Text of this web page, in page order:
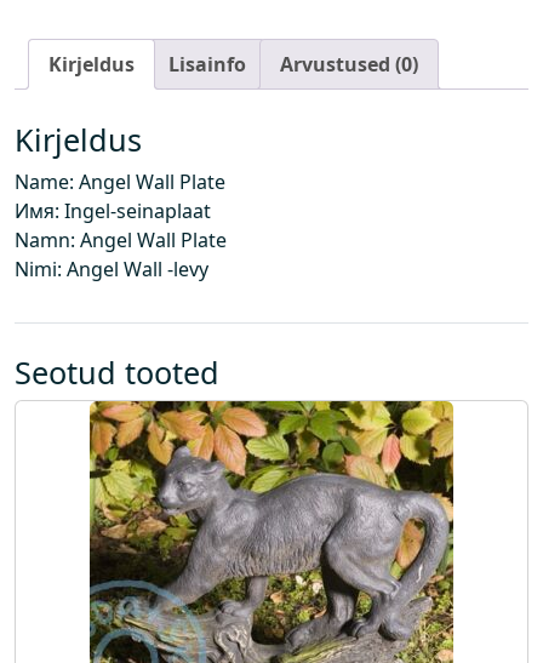
p
l
a
a
t
k
o
u
s
Kirjeldus Lisainfo Arvustused (0)
Kirjeldus
Name: Angel Wall Plate
Имя: Ingel-seinaplaat
Namn: Angel Wall Plate
Nimi: Angel Wall -levy
Seotud tooted